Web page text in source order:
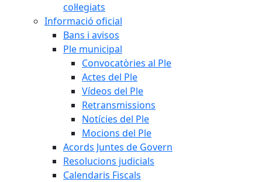
col·legiats
Informació oficial
Bans i avisos
Ple municipal
Convocatòries al Ple
Actes del Ple
Vídeos del Ple
Retransmissions
Notícies del Ple
Mocions del Ple
Acords Juntes de Govern
Resolucions judicials
Calendaris Fiscals